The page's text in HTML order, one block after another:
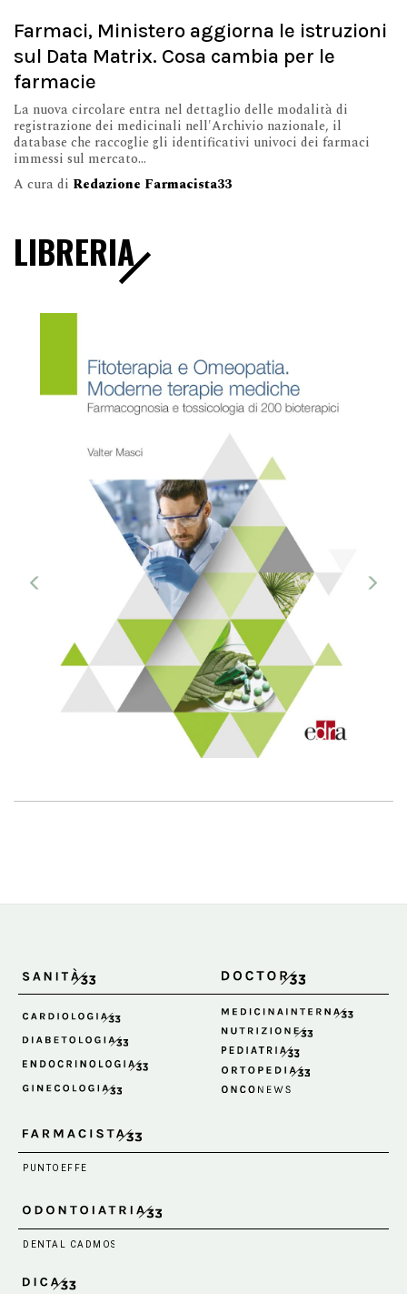
Farmaci, Ministero aggiorna le istruzioni
sul Data Matrix. Cosa cambia per le
farmacie
La nuova circolare entra nel dettaglio delle modalità di
registrazione dei medicinali nell'Archivio nazionale, il
database che raccoglie gli identificativi univoci dei farmaci
immessi sul mercato...
A cura di Redazione Farmacista33
LIBRERIA